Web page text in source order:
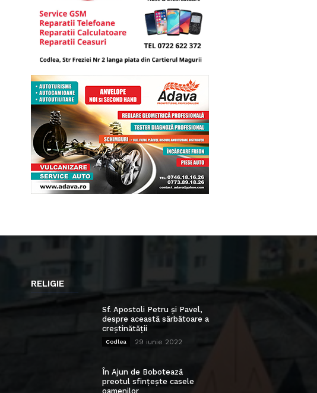
RELIGIE
Sf. Apostoli Petru și Pavel,
despre această sărbătoare a
creștinătății
Codlea 29 iunie 2022
În Ajun de Bobotează
preotul sfințește casele
oamenilor